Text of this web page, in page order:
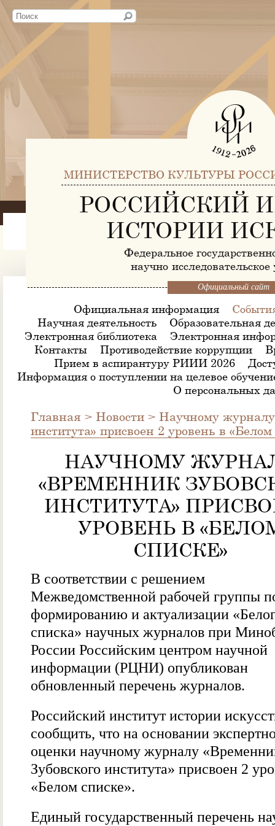
МИНИСТЕРСТВО КУЛЬТУРЫ
РОССИЙСКИЙ
ИСТОРИИ
Федеральное
научно-
Официальный сайт
Официальная информация
Научная деятельность
Образовательная
Электронная библиотека
Электронная
Контакты
Противодействие коррупции
Прием в аспирантуру РИИИ 2026
Информация о поступлении на целевое
О персональных
Главная > Новости > Научному журналу
института» присвоен 2 уровень в «Белом
НАУЧНОМУ
«ВРЕМЕННИК
ИНСТИТУТА»
УРОВЕНЬ В
СПИСКЕ»
В соответствии с решением
Межведомственной рабочей группы
формированию и актуализации
списка» научных журналов при
России Российским центром научной
информации (РЦНИ) опубликован
обновленный перечень журналов.
Российский институт истории
сообщить, что на основании
оценки научному журналу
Зубовского института» присвоен 2
«Белом списке».
Единый государственный перечень